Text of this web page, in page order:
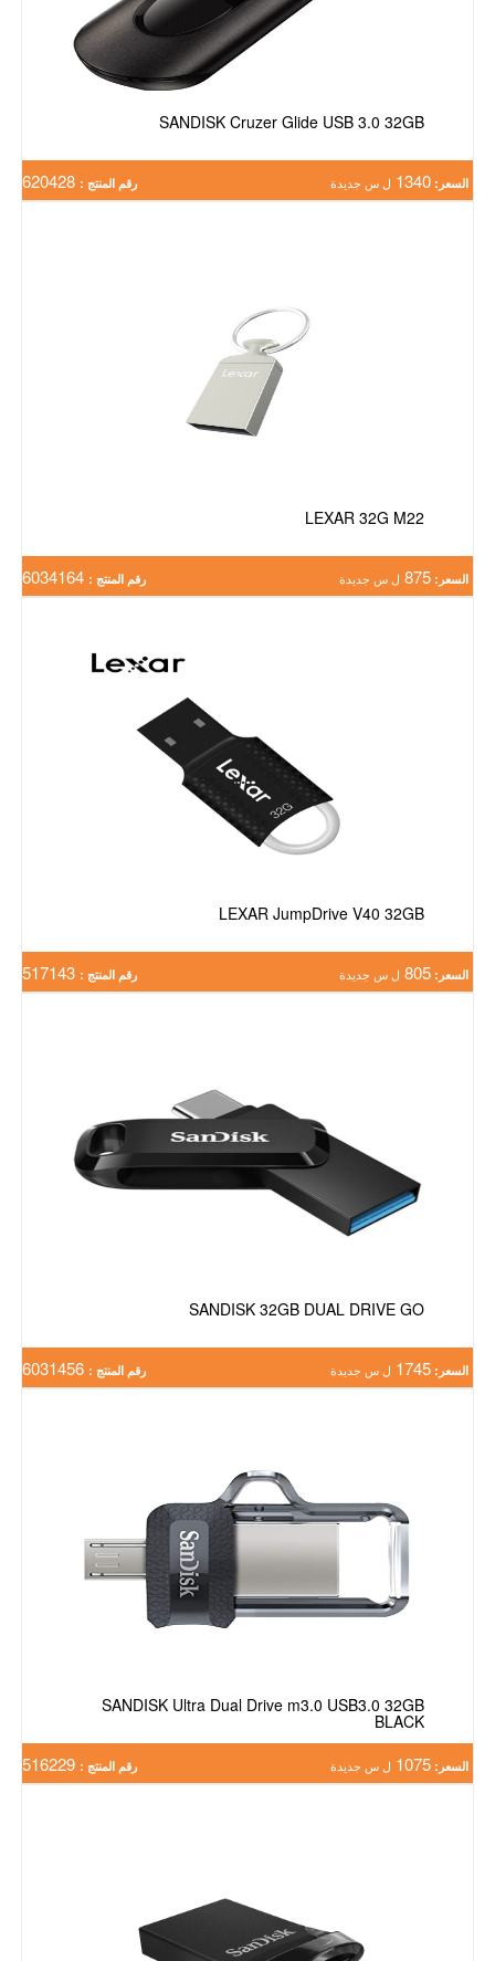
SANDISK Cruzer Glide USB 3.0 32GB
السعر: 1340 ل س جديدة رقم المنتج :
LEXAR 32G M22
السعر: 875 ل س جديدة رقم المنتج :
LEXAR JumpDrive V40 32GB
السعر: 805 ل س جديدة رقم المنتج :
SANDISK 32GB DUAL DRIVE GO
السعر: 1745 ل س جديدة رقم المنتج :
SANDISK Ultra Dual Drive m3.0 USB3.0 32GB
BLACK
السعر: 1075 ل س جديدة رقم المنتج :